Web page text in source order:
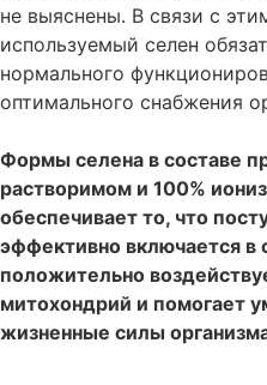
не выяснены. В связи с
используемый селен
нормального
оптимального снабжения
Формы селена в составе
растворимом и 100%
обеспечивает то, что
эффективно включается в
положительно
митохондрий и помогает
жизненные силы